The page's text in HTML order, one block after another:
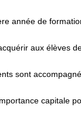
année de
aux élèves
sont
capitale